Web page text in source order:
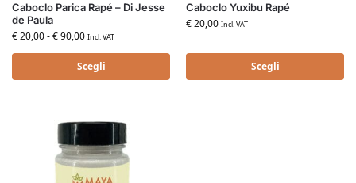
Caboclo Parica Rapé – Di Jesse
de Paula
€20,00-€90,00 Incl. VAT
Scegli
Caboclo Yuxibu Rapé
€20,00 Incl. VAT
Scegli